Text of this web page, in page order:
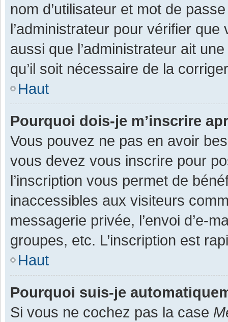
nom d’utilisateur et mot de
l’administrateur pour vérifier
aussi que l’administrateur ait
qu’il soit nécessaire de la
Haut
Pourquoi dois-je m’inscrire
Vous pouvez ne pas en avoir
vous devez vous inscrire pour
l’inscription vous permet de
inaccessibles aux visiteurs
messagerie privée, l’envoi d’e-
groupes, etc. L’inscription est
Haut
Pourquoi suis-je
Si vous ne cochez pas la case